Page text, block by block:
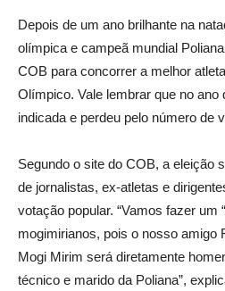
Depois de um ano brilhante na
olímpica e campeã mundial
COB para concorrer a melhor
Olímpico. Vale lembrar que no ano
indicada e perdeu pelo número de
Segundo o site do COB, a eleição
de jornalistas, ex-atletas e
votação popular. “Vamos fazer um
mogimirianos, pois o nosso amigo
Mogi Mirim será diretamente
técnico e marido da Poliana”,